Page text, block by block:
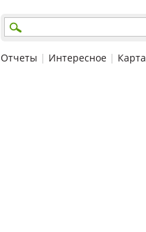
Отчеты | Интересное | Карта